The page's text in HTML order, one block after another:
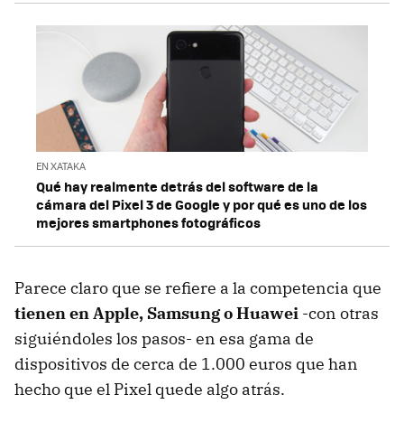
EN XATAKA
Qué hay realmente detrás del software de la
cámara del Pixel 3 de Google y por qué es uno de los
mejores smartphones fotográficos
Parece claro que se refiere a la competencia que
tienen en Apple, Samsung o Huawei -con otras
siguiéndoles los pasos- en esa gama de
dispositivos de cerca de 1.000 euros que han
hecho que el Pixel quede algo atrás.